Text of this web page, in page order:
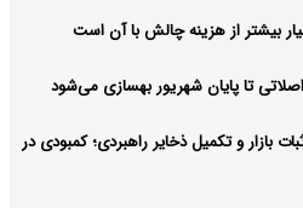
بیشتر از هزینه چالش با آن است
بازار و تکمیل ذخایر راهبردی؛ کمبودی در